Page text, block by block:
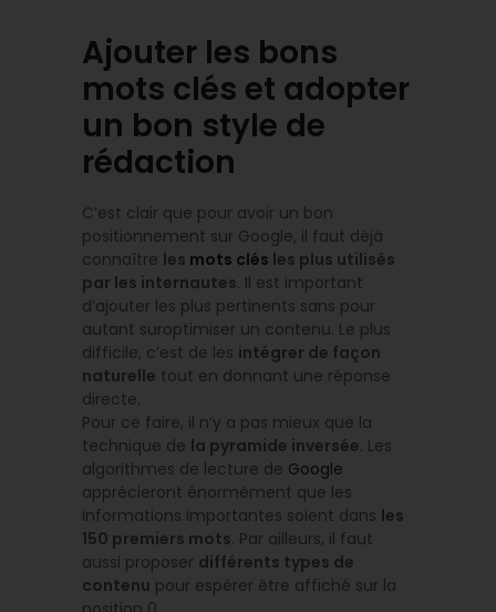
Ajouter les bons
mots clés et adopter
un bon style de
rédaction
C’est clair que pour avoir un bon
positionnement sur Google, il faut déjà
connaître les mots clés les plus utilisés
par les internautes. Il est important
d’ajouter les plus pertinents sans pour
autant suroptimiser un contenu. Le plus
difficile, c’est de les intégrer de façon
naturelle tout en donnant une réponse
directe.
Pour ce faire, il n’y a pas mieux que la
technique de la pyramide inversée. Les
algorithmes de lecture de Google
apprécieront énormément que les
informations importantes soient dans les
150 premiers mots. Par ailleurs, il faut
aussi proposer différents types de
contenu pour espérer être affiché sur la